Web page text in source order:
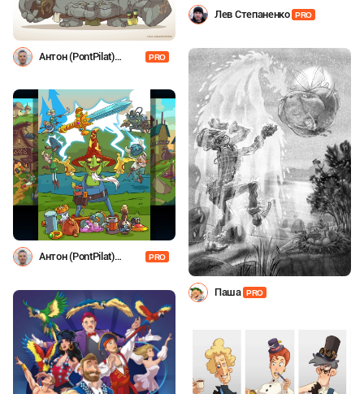
Лев Степаненко PRO
Антон (PontPilat)
PRO
Паша PRO
Антон (PontPilat)
PRO